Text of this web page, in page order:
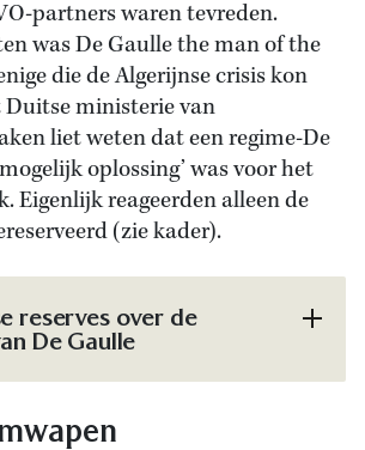
partners waren tevreden.
was De Gaulle the man of the
die de Algerijnse crisis kon
Duitse ministerie van
liet weten dat een regime-De
oplossing’ was voor het
Eigenlijk reageerden alleen de
(zie kader).
reserves over de
De Gaulle